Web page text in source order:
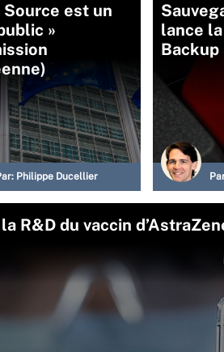
Source est un
»
Philippe Ducellier
lance la
R&D du vaccin